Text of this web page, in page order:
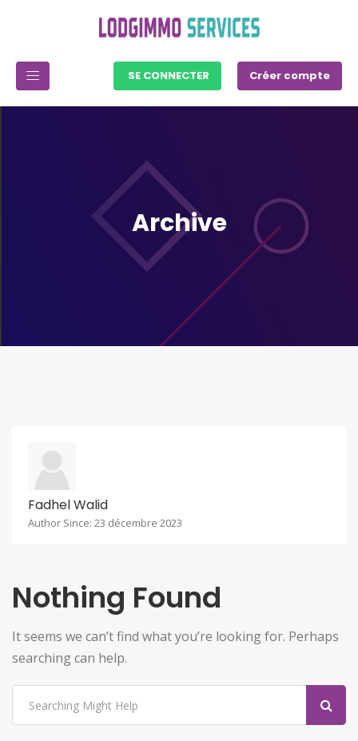
SE CONNECTER Créer compte
Archive
Fadhel Walid
Author Since: 23 décembre 2023
Nothing Found
It seems we can’t find what you’re looking for. Perhaps
searching can help.